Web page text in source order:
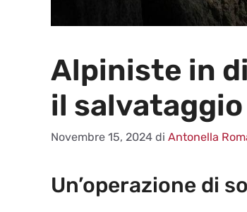
Alpiniste in
il salvataggio
Novembre 15, 2024 di Antonella
Un’operazione di